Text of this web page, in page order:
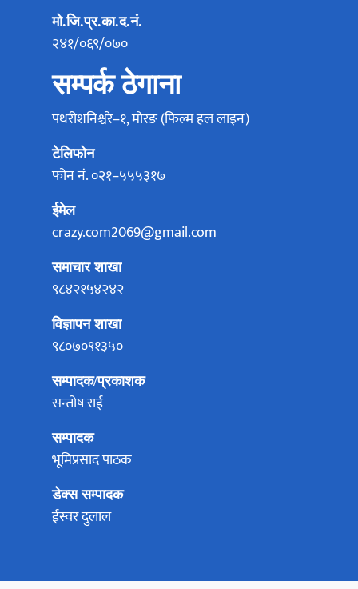
मो.जि.प्र.का.द.नं.
२४१/०६९/०७०
सम्पर्क ठेगाना
पथरीशनिश्चरे–१, मोरङ (फिल्म हल लाइन)
टेलिफोन
फोन नं. ०२१–५५५३१७
ईमेल
crazy.com2069@gmail.com
समाचार शाखा
९८४२१५४२४२
विज्ञापन शाखा
९८०७०९१३५०
सम्पादक/प्रकाशक
सन्तोष राई
सम्पादक
भूमिप्रसाद पाठक
डेक्स सम्पादक
ईस्वर दुलाल